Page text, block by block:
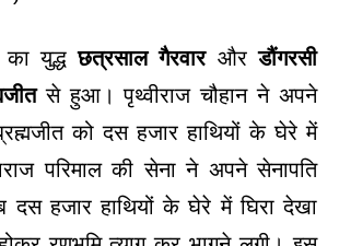
युद्धछत्रसाल गैरवारऔरडौंगरसी
से हुआ। पृथ्वीराज चौहान ने अपने
ब्रह्मजीत को दस हजार हाथियों के घेरे में
परिमाल की सेना ने अपने सेनापति
दस हजार हाथियों के घेरे में घिरा देखा